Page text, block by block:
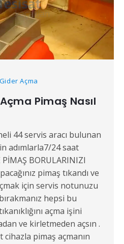
Açma
Pimaş Nasıl
44 servis aracı bulunan
adımlarla7/24 saat
BORULARINIZI
pimaş tıkandı ve
için servis notunuzu
hepsi bu
açma işini
ve kirletmeden açsın .
cihazla pimaş açmanın